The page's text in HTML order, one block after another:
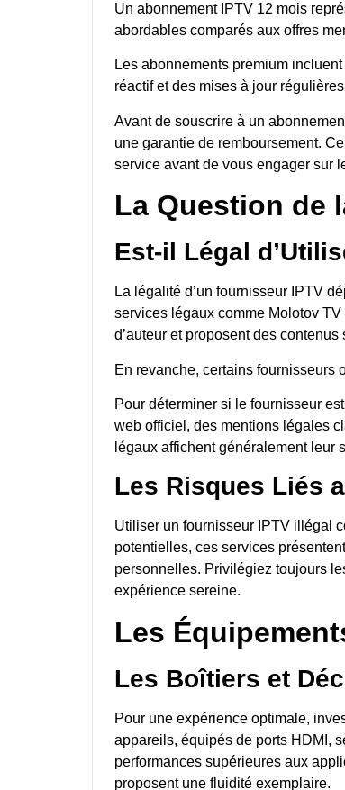
Un abonnement IPTV 12 mois
abordables comparés aux offres
Les abonnements premium
réactif et des mises à jour
Avant de souscrire à un
une garantie de remboursement.
service avant de vous engager sur
La Question de
Est-il Légal
La légalité d’un fournisseur IPTV
services légaux comme Molotov
d’auteur et proposent des contenus
En revanche, certains fournisseurs
Pour déterminer si le fournisseur
web officiel, des mentions légales
légaux affichent généralement leur
Les Risques Liés
Utiliser un fournisseur IPTV illégal
potentielles, ces services
personnelles. Privilégiez toujours
expérience sereine.
Les
Les Boîtiers et
Pour une expérience optimale,
appareils, équipés de ports HDMI,
performances supérieures aux
proposent une fluidité exemplaire.